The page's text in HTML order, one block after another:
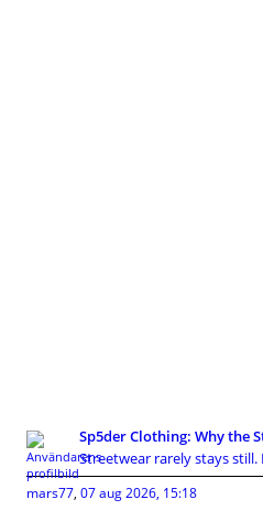
Sp5der Clothing: Why the
Streetwear rarely stays still.
mars77, 07 aug 2026, 15:18